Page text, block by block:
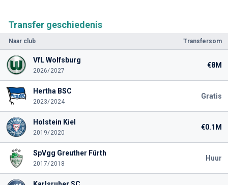
Transfer geschiedenis
Naar club Transfersom
VfL Wolfsburg
2026/2027
€8M
Hertha BSC
2023/2024
Gratis
Holstein Kiel
2019/2020
€0.1M
SpVgg Greuther Fürth
2017/2018
Huur